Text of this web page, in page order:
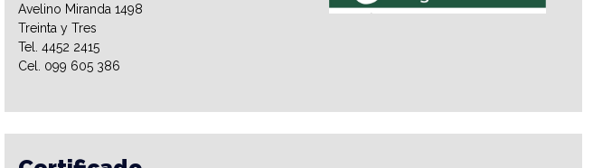
Avelino Miranda 1498
Treinta y Tres
Tel. 4452 2415
Cel. 099 605 386